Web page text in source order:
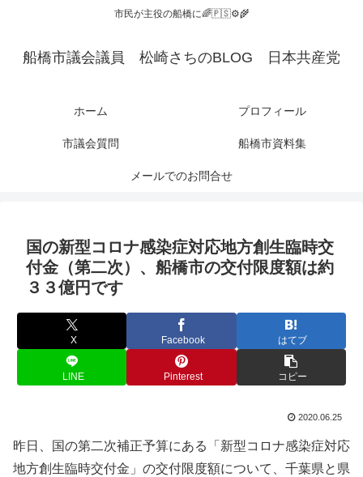
市民が主役の船橋に🌈🇵🇸⚙️🌾
船橋市議会議員 松崎さちのBLOG 日本共産党
ホーム プロフィール
市議会質問 船橋市資料集
メールでのお問合せ
国の新型コロナ感染症対応地方創生臨時交
付金（第二次）、船橋市の交付限度額は約
３３億円です
X Facebook はてブ
LINE Pinterest コピー
2020.06.25
昨日、国の第二次補正予算にある「新型コロナ感染症対応
地方創生臨時交付金」の交付限度額について、千葉県と県